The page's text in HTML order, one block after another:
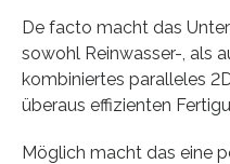
De facto macht das
sowohl Reinwasser-, als
kombiniertes paralleles
überaus effizienten
Möglich macht das eine